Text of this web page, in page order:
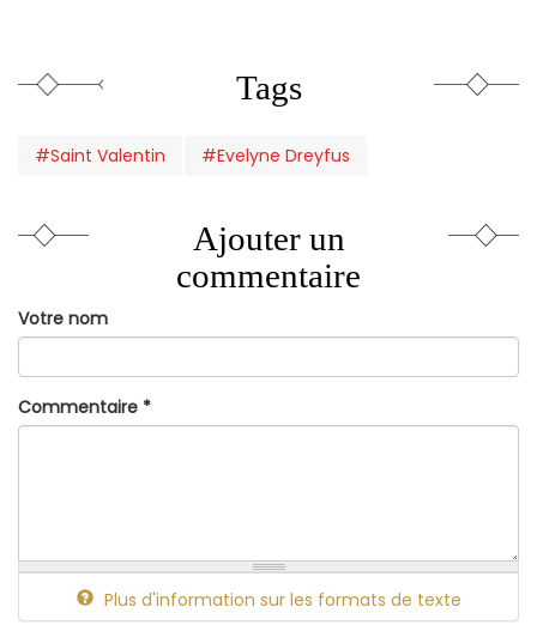
Tags
#Saint Valentin #Evelyne Dreyfus
Ajouter un
commentaire
Votre nom
Commentaire *
Plus d'information sur les formats de texte